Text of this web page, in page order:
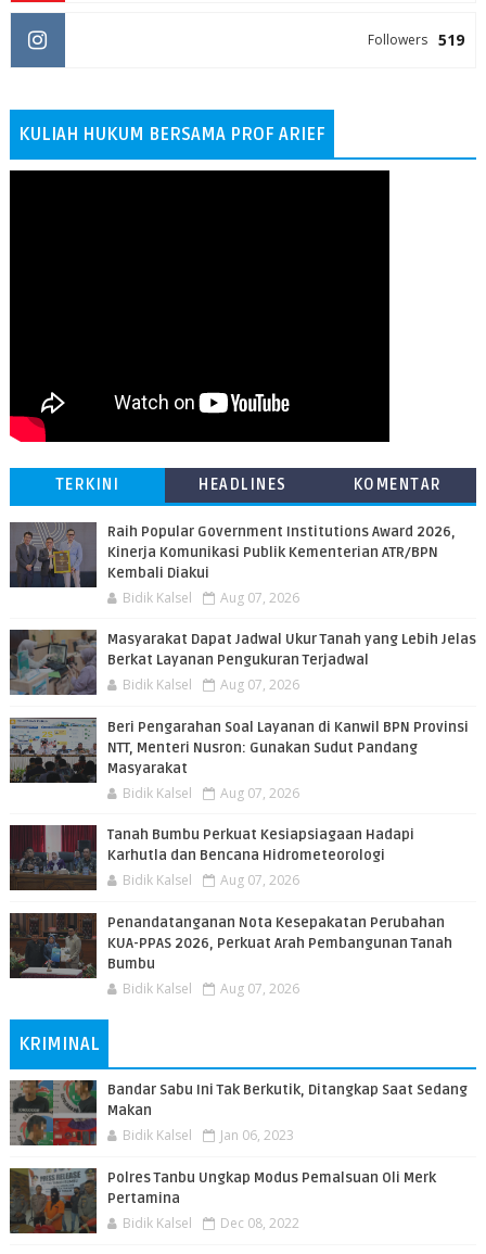
519
Followers
KULIAH HUKUM BERSAMA PROF ARIEF
TERKINI HEADLINES KOMENTAR
Raih Popular Government Institutions Award 2026,
Kinerja Komunikasi Publik Kementerian ATR/BPN
Kembali Diakui
Bidik Kalsel Aug 07, 2026
Masyarakat Dapat Jadwal Ukur Tanah yang Lebih Jelas
Berkat Layanan Pengukuran Terjadwal
Bidik Kalsel Aug 07, 2026
Beri Pengarahan Soal Layanan di Kanwil BPN Provinsi
NTT, Menteri Nusron: Gunakan Sudut Pandang
Masyarakat
Bidik Kalsel Aug 07, 2026
Tanah Bumbu Perkuat Kesiapsiagaan Hadapi
Karhutla dan Bencana Hidrometeorologi
Bidik Kalsel Aug 07, 2026
Penandatanganan Nota Kesepakatan Perubahan
KUA-PPAS 2026, Perkuat Arah Pembangunan Tanah
Bumbu
Bidik Kalsel Aug 07, 2026
KRIMINAL
Bandar Sabu Ini Tak Berkutik, Ditangkap Saat Sedang
Makan
Bidik Kalsel Jan 06, 2023
Polres Tanbu Ungkap Modus Pemalsuan Oli Merk
Pertamina
Bidik Kalsel Dec 08, 2022